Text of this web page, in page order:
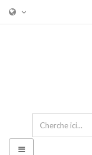
Basculer